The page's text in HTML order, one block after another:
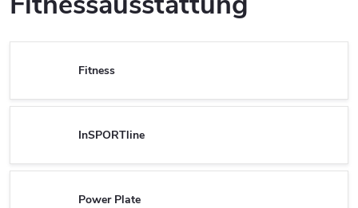
Fitness
InSPORTline
Power Plate